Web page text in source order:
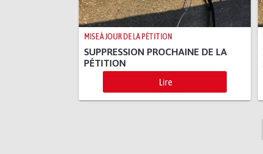
MISE À JOUR DE LA PÉTITION
SUPPRESSION PROCHAINE DE LA
PÉTITION
Lire